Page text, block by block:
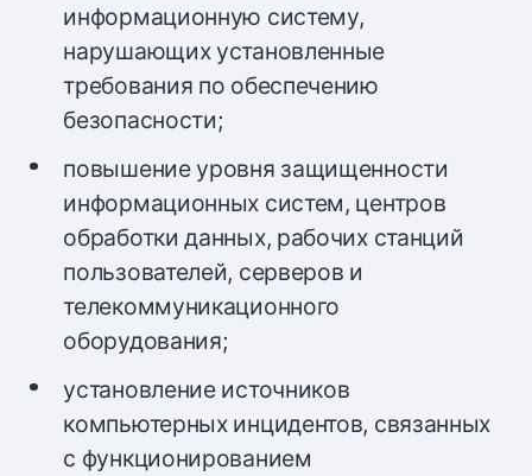
информационную систему,
нарушающих установленные
требования по обеспечению
безопасности;
повышение уровня защищенности
информационных систем, центров
обработки данных, рабочих станций
пользователей, серверов и
телекоммуникационного
оборудования;
установление источников
компьютерных инцидентов, связанных
с функционированием